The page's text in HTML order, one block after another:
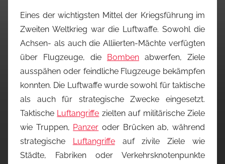
Eines der wichtigsten Mittel der Kriegsführung im
Zweiten Weltkrieg war die Luftwaffe. Sowohl die
Achsen- als auch die Alliierten-Mächte verfügten
über Flugzeuge, die
Bomben abwerfen, Ziele
ausspähen oder feindliche Flugzeuge bekämpfen
konnten. Die Luftwaffe wurde sowohl für taktische
als auch für strategische Zwecke eingesetzt.
Taktische Luftangriffe zielten auf militärische Ziele
wie Truppen, Panzer oder Brücken ab, während
strategische
Luftangriffeauf zivile Ziele wie
Städte, Fabriken oder Verkehrsknotenpunkte